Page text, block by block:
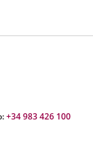
+34 983 426 100